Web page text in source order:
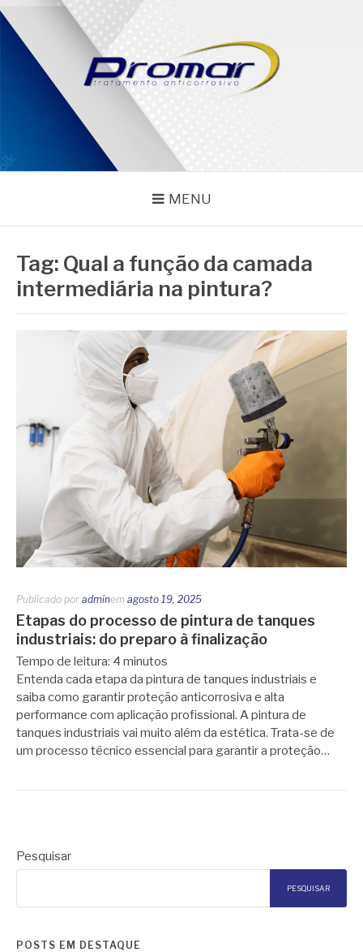
Pular
para
conteúdo
PROMAR
MENU
Tag: Qual a função da camada
intermediária na pintura?
Publicado por adminem agosto 19, 2025
Etapas do processo de pintura de tanques
industriais: do preparo à finalização
Tempo de leitura: 4 minutos
Entenda cada etapa da pintura de tanques industriais e
saiba como garantir proteção anticorrosiva e alta
performance com aplicação profissional. A pintura de
tanques industriais vai muito além da estética. Trata-se de
um processo técnico essencial para garantir a proteção…
Pesquisar
PESQUISAR
POSTS EM DESTAQUE